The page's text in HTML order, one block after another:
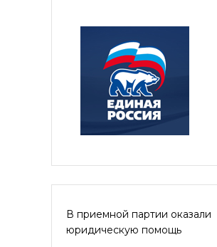
В приемной партии оказали
юридическую помощь